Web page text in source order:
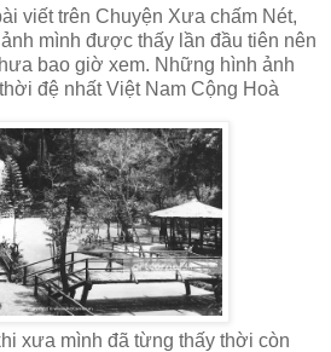
viết trên Chuyện Xưa chấm Nét,
mình được thấy lần đầu tiên nên
bao giờ xem. Những hình ảnh
đệ nhất Việt Nam Cộng Hoà
xưa mình đã từng thấy thời còn